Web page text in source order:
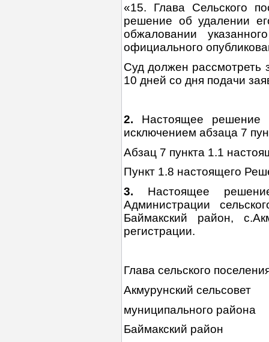
«15. Глава Сельского
решение об удалении
обжаловании
официального
Суд должен рассмотреть
10 дней со дня подачи
2. Настоящее решение
исключением абзаца 7
Абзац 7 пункта 1.1
Пункт 1.8 настоящего
3. Настоящее
Администрации
Баймакский район,
регистрации.
Глава сельского
Акмурунский сельсовет
муниципального района
Баймакский район